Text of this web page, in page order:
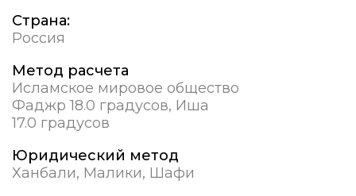
Страна:
Россия
Метод расчета
Исламское мировое общество
Фаджр 18.0 градусов, Иша
17.0 градусов
Юридический метод
Ханбали, Малики, Шафи